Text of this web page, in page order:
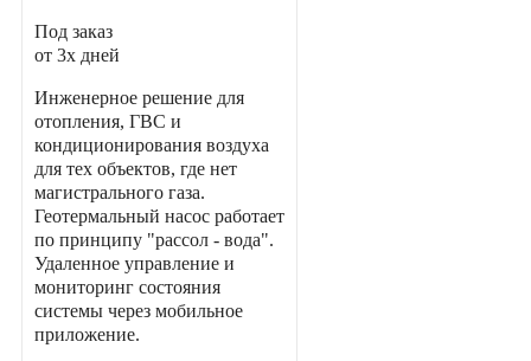
Под заказ
от 3х дней
Инженерное решение для
отопления, ГВС и
кондиционирования воздуха
для тех объектов, где нет
магистрального газа.
Геотермальный насос работает
по принципу "рассол - вода".
Удаленное управление и
мониторинг состояния
системы через мобильное
приложение.